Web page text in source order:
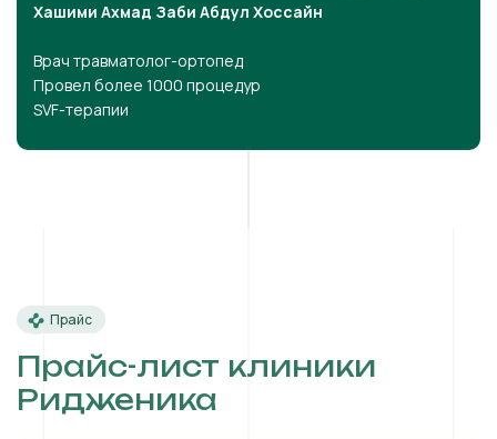
Хашими Ахмад Заби Абдул Хоссайн
Врач травматолог-ортопед
Провел более 1000 процедур
SVF-терапии
Прайс
Прайс-лист клиники
Ридженика